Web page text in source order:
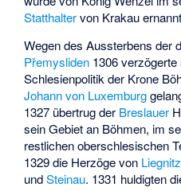
Statthaltervon Krakau
Wegen des Aussterbens der
Přemysliden 1306
Schlesienpolitik der Krone
Johann von Luxemburg
1327 übertrug der Breslauer
sein Gebiet an Böhmen, im
restlichen oberschlesischen
1329 die Herzöge von Liegnitz
undSteinau. 1331 huldigten